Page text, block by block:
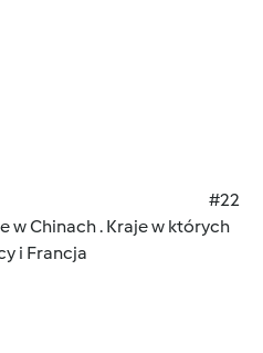
#22
w Chinach . Kraje w których
i Francja